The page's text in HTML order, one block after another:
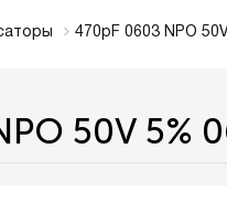
470pF 0603 NPO
50V 5%